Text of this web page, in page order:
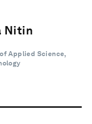
Nitin
Applied Science,